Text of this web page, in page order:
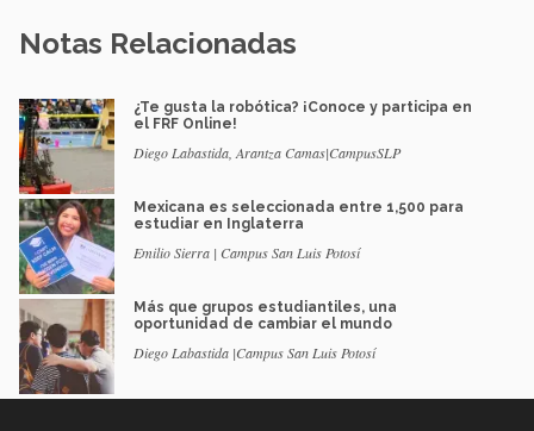
Notas Relacionadas
¿Te gusta la robótica? ¡Conoce y participa en
el FRF Online!
Diego Labastida, Arantza Camas|CampusSLP
Mexicana es seleccionada entre 1,500 para
estudiar en Inglaterra
Emilio Sierra | Campus San Luis Potosí
Más que grupos estudiantiles, una
oportunidad de cambiar el mundo
Diego Labastida |Campus San Luis Potosí